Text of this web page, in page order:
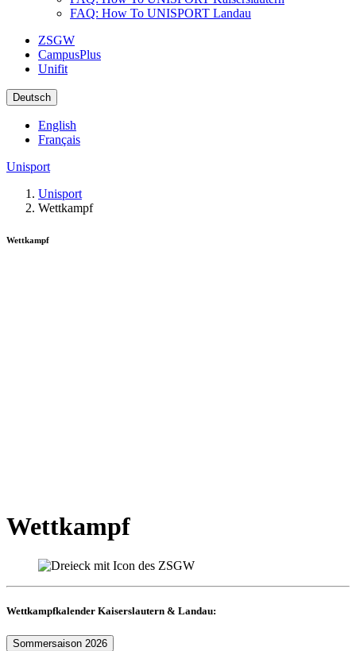
FAQ: How To UNISPORT Landau
ZSGW
CampusPlus
Unifit
Deutsch
English
Français
Unisport
Unisport
Wettkampf
Wettkampf
Wettkampf
Wettkampfkalender Kaiserslautern & Landau:
Sommersaison 2026